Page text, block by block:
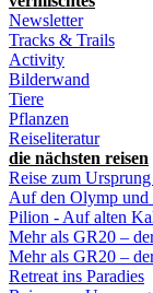
Newsletter
Tracks & Trails
Activity
Bilderwand
Tiere
Pflanzen
Reiseliteratur
die nächsten reisen
Reise zum Ursprung
Auf den Olymp und
Pilion - Auf alten
Mehr als GR20 –
Mehr als GR20 –
Retreat ins Paradies